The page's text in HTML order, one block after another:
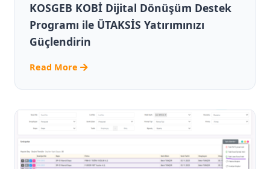
KOSGEB KOBİ Dijital Dönüşüm Destek
Programı ile ÜTAKSİS Yatırımınızı
Güçlendirin
Read More